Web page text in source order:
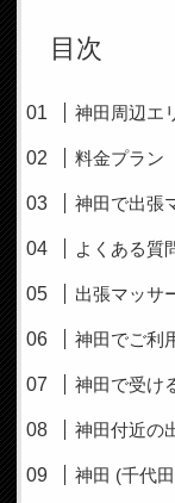
目次
神田周辺エ
料金プラン
神田で出張
よくある質
出張マッサ
神田でご利
神田で受け
神田付近の
神田 (千代